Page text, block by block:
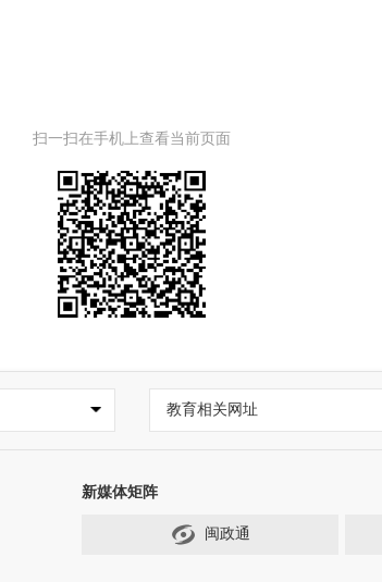
扫一扫在手机上查看当前页面
教育相关网址
新媒体矩阵
闽政通